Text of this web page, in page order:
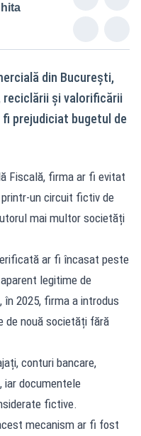
din București,
și valorificării
prejudiciat bugetul de
Fiscală, firma ar fi evitat
un circuit fictiv de
mai multor societăți
ar fi încasat peste
legitime de
2025, firma a introdus
nouă societăți fără
conturi bancare,
iar documentele
fictive.
mecanism ar fi fost